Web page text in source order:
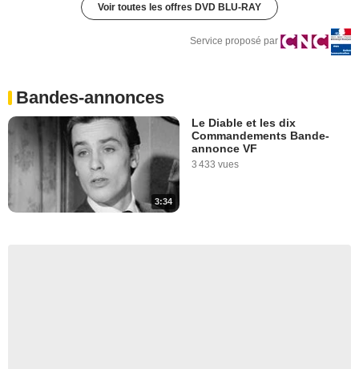
Voir toutes les offres DVD BLU-RAY
Service proposé par
Bandes-annonces
3:34
Le Diable et les dix
Commandements Bande-
annonce VF
3 433 vues